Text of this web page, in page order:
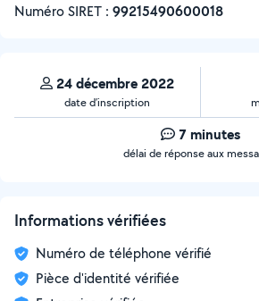
Numéro SIRET : ‍99215490600018
24 décembre 2022
date d’inscription
7 minutes
délai de réponse aux
Informations vérifiées
Numéro de téléphone vérifié
Pièce d'identité vérifiée